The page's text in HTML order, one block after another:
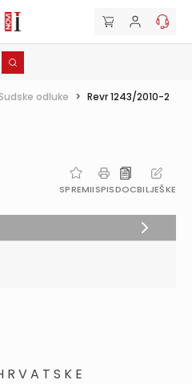
Sudske odluke > Revr 1243/2010-2
SPREMIISPISDOCBILJEŠKE
V A T S K E